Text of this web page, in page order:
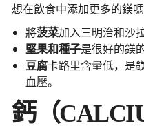
想在飲食中添加更多的鎂
將菠菜加入三明治和沙
堅果和種子是很好的鎂
豆腐卡路里含量低，是
血壓。
鈣（